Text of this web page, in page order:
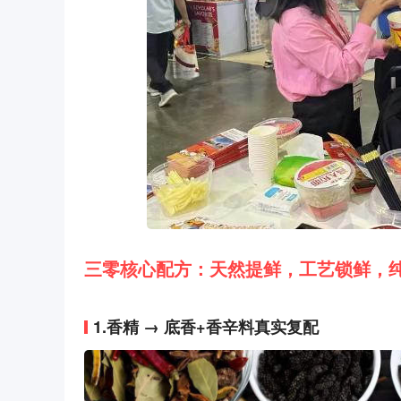
三零核心配方：天然提鲜，工艺锁鲜，
1.香精 → 底香+香辛料真实复配